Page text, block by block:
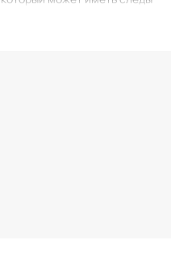
экземпляре. Бронь